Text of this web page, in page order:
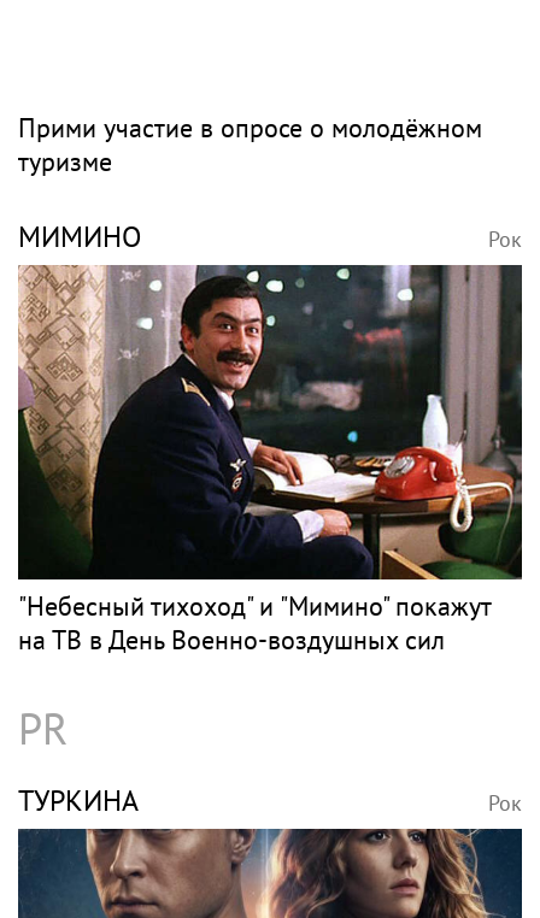
Прими участие в опросе о молодёжном
туризме
МИМИНО Рок
"Небесный тихоход" и "Мимино" покажут
на ТВ в День Военно-воздушных сил
PR
ТУРКИНА Рок